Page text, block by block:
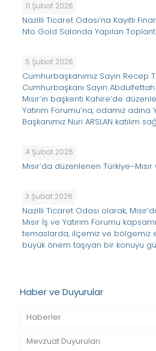
11 Şubat 2026
Nazilli Ticaret Odası’na Kayıtlı
Nto Gold Salonda Yapılan
5 Şubat 2026
Cumhurbaşkanımız Sayın Recep
Cumhurbaşkanı Sayın
Mısır’ın başkenti Kahire’de
Yatırım Forumu’na, odamız
Başkanımız Nuri ARSLAN katılım
4 Şubat 2026
Mısır’da düzenlenen
3 Şubat 2026
Nazilli Ticaret Odası olarak,
Mısır İş ve Yatırım Forumu
temaslarda, ilçemiz ve bölgemiz
büyük önem taşıyan bir konuyu
Haber ve Duyurular
Haberler
Mevzuat Duyuruları